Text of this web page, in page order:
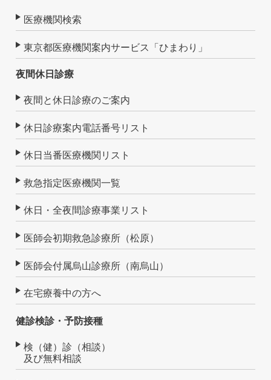
医療機関検索
東京都医療機関案内サービス「ひまわり」
夜間休日診療
夜間と休日診療のご案内
休日診療案内電話番号リスト
休日当番医療機関リスト
救急指定医療機関一覧
休日・全夜間診療事業リスト
医師会初期救急診療所（松原）
医師会付属烏山診療所（南烏山）
在宅療養中の方へ
健診検診・予防接種
検（健）診（相談）
及び無料相談